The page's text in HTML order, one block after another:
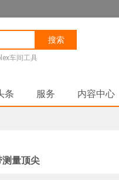
搜索
车间工具
条 服务 内容中心
量顶尖